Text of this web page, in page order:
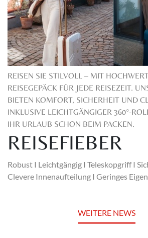
REISEN SIE STILVOLL – MIT
REISEGEPÄCK FÜR JEDE REISEZEIT.
BIETEN KOMFORT, SICHERHEIT UND
INKLUSIVE LEICHTGÄNGIGER 360°-
IHR URLAUB SCHON BEIM PACKEN.
REISEFIEBER
Robust I Leichtgängig I Teleskopgriff I
Clevere Innenaufteilung I Geringes
WEITERE NEWS